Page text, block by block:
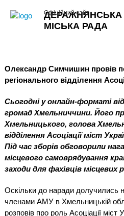
ДЕРАЖНЯНСЬКА
МІСЬКА РАДА
Офіційний сайт+ Створити
Олександр Симчишин провів
регіонального відділення
Сьогодні у онлайн-форматі
громад Хмельниччини. Його
Хмельницького, голова
відділення Асоціації міст
Під час зборів обговорили
місцевого самоврядування
заходи для фахівців місцевих
Оскільки до наради долучились
членами АМУ в Хмельницькій
розповів про роль Асоціації міст